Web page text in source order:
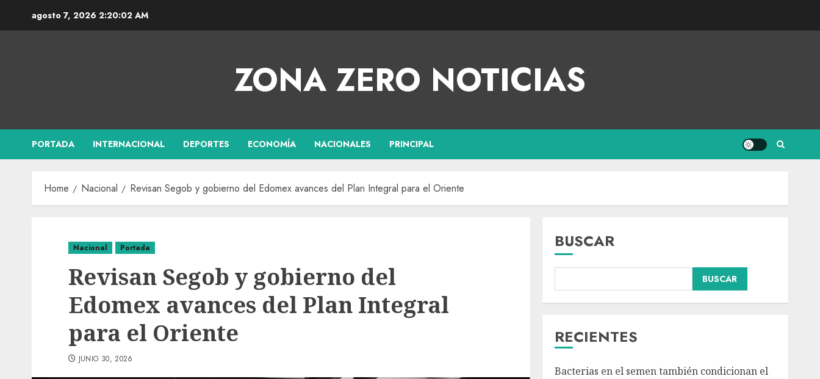
agosto 7, 2026 2:20:03 AM
ZONA ZERO NOTICIAS
PORTADA INTERNACIONAL DEPORTES ECONOMÍA NACIONALES PRINCIPAL
Home Nacional Revisan Segob y gobierno del Edomex avances del Plan Integral para el Oriente
Nacional Portada
Revisan Segob y gobierno del
Edomex avances del Plan Integral
para el Oriente
JUNIO 30, 2026
BUSCAR
BUSCAR
RECIENTES
Bacterias en el semen también condicionan el
Dos demandas contra
Bad Bunny por uso no